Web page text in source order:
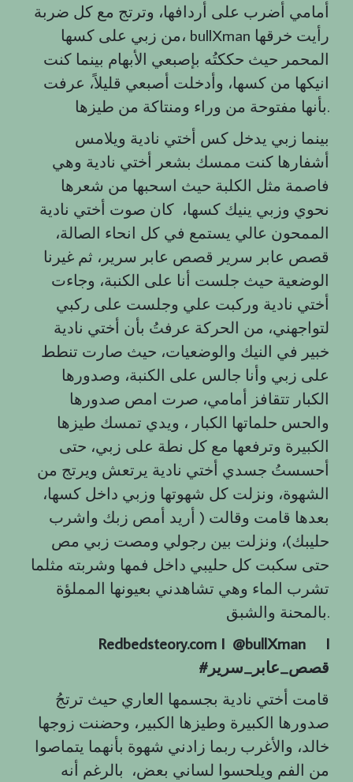
أمامي أضرب على أردافها، وترتج مع كل ضربة
من زبي على كسها، bullXman رأيت خرقها
المحمر حيث حككتُه بإصبعي الأبهام بينما كنت
انيكها من كسها، وأدخلت أصبعي قليلاً، عرفت
بأنها مفتوحة من وراء ومنتاكة من طيزها.
بينما زبي يدخل كس أختي نادية ويلامس
أشفارها كنت ممسك بشعر أختي نادية وهي
فاصمة مثل الكلبة حيث اسحبها من شعرها
نحوي وزبي ينيك كسها، كان صوت أختي نادية
الممحون عالي يستمع في كل انحاء الصالة،
قصص عابر سرير قصص عابر سرير، ثم غيرنا
الوضعية حيث جلست أنا على الكنبة، وجاءت
أختي نادية وركبت علي وجلست على ركبي
لتواجهني، من الحركة عرفتُ بأن أختي نادية
خبير في النيك والوضعيات، حيث صارت تنطط
على زبي وأنا جالس على الكنبة، وصدورها
الكبار تتقافز أمامي، صرت امص صدورها
والحس حلماتها الكبار ، ويدي تمسك طيزها
الكبيرة وترفعها مع كل نطة على زبي، حتى
أحسستُ جسدي أختي نادية يرتعش ويرتج من
الشهوة، ونزلت كل شهوتها وزبي داخل كسها،
بعدها قامت وقالت ( أريد أمص زبك واشرب
حليبك)، ونزلت بين رجولي ومصت زبي مص
حتى سكبت كل حليبي داخل فمها وشربته مثلما
تشرب الماء وهي تشاهدني بعيونها المملؤة
بالمحنة والشبق.
Redbedsteory.com I @bullXman
I
#
قصص عابر
سرير
قامت أختي نادية بجسمها العاري حيث ترتجُ
صدورها الكبيرة وطيزها الكبير، وحضنت زوجها
خالد، والأغرب ربما زادني شهوة بأنهما يتماصوا
من الفم ويلحسوا لساني بعض، بالرغم أنه